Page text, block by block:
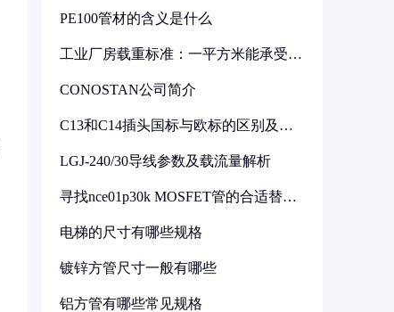
PE100管材的含义是什么
工业厂房载重标准：一平方米能承受多
CONOSTAN公司简介
C13和C14插头国标与欧标的区别及其
LGJ-240/30导线参数及载流量解析
寻找nce01p30k MOSFET管的合适替代
电梯的尺寸有哪些规格
镀锌方管尺寸一般有哪些
铝方管有哪些常见规格